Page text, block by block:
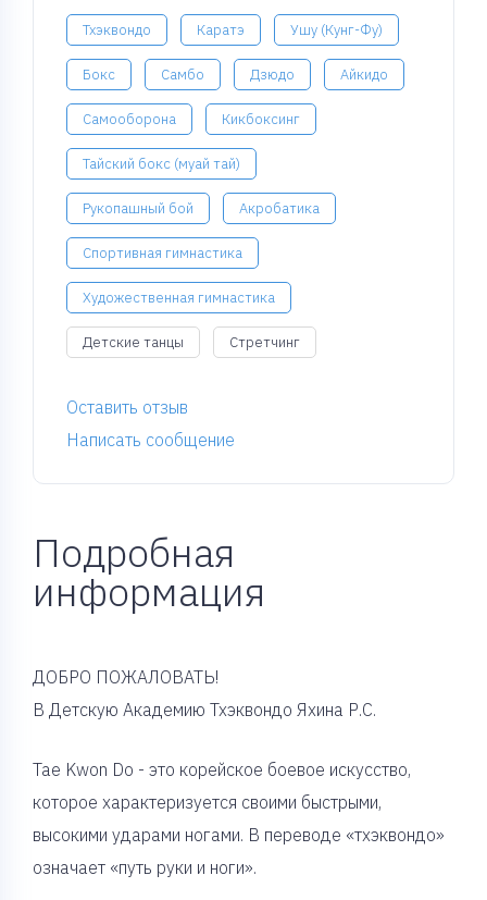
Тхэквондо Каратэ Ушу (Кунг-Фу)
Бокс Самбо Дзюдо Айкидо
Самооборона Кикбоксинг
Тайский бокс (муай тай)
Рукопашный бой Акробатика
Спортивная гимнастика
Художественная гимнастика
Детские танцы Стретчинг
Оставить отзыв
Написать сообщение
Подробная
информация
ДОБРО ПОЖАЛОВАТЬ!
В Детскую Академию Тхэквондо Яхина Р.С.
Tae Kwon Do - это корейское боевое искусство,
которое характеризуется своими быстрыми,
высокими ударами ногами. В переводе «тхэквондо»
означает «путь руки и ноги».